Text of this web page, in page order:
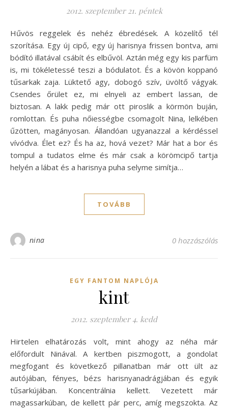
2012. szeptember 21. péntek
Hűvös reggelek és nehéz ébredések. A közelítő tél
szorítása. Egy új cipő, egy új harisnya frissen bontva, ami
bódító illatával csábít és elbűvöl. Aztán még egy kis parfüm
is, mi tökéletessé teszi a bódulatot. És a kövön koppanó
tűsarkak zaja. Lüktető agy, dobogó szív, üvöltő vágyak.
Csendes őrület ez, mi elnyeli az embert lassan, de
biztosan. A lakk pedig már ott piroslik a körmön buján,
romlottan. És puha nőiességbe csomagolt Nina, lelkében
űzötten, magányosan. Állandóan ugyanazzal a kérdéssel
vívódva. Élet ez? És ha az, hová vezet? Már hat a bor és
tompul a tudatos elme és már csak a körömcipő tartja
helyén a lábat és a harisnya puha selyme simítja…
TOVÁBB
nina 0 hozzászólás
EGY FANTOM NAPLÓJA
kint
2012. szeptember 4. kedd
Hirtelen elhatározás volt, mint ahogy az néha már
előfordult Ninával. A kertben piszmogott, a gondolat
megfogant és következő pillanatban már ott ült az
autójában, fényes, bézs harisnyanadrágjában és egyik
tűsarkújában. Koncentrálnia kellett. Vezetett már
magassarkúban, de kellett pár perc, amíg megszokta. Az